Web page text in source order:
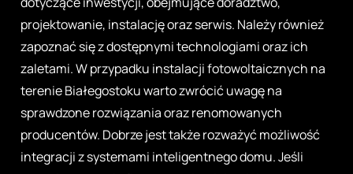
projektowanie, instalację oraz serwis. Należy również
zapoznać się z dostępnymi technologiami oraz ich
zaletami. W przypadku instalacji fotowoltaicznych na
terenie Białegostoku warto zwrócić uwagę na
sprawdzone rozwiązania oraz renomowanych
producentów. Dobrze jest także rozważyć możliwość
integracji z systemami inteligentnego domu. Jeśli